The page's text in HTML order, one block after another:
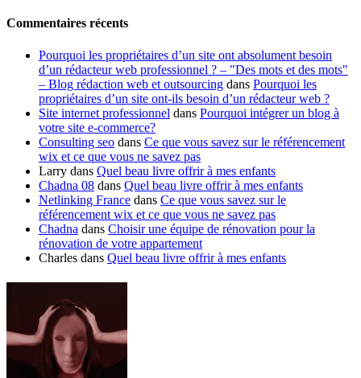
Commentaires récents
Pourquoi les propriétaires d’un site ont absolument besoin
d’un rédacteur web professionnel ? – "Des mots et des mots"
– Blog rédaction web et outsourcing dans Pourquoi les
propriétaires d’un site ont-ils besoin d’un rédacteur web ?
Site internet professionnel dans Pourquoi intégrer un blog à
votre site e-commerce?
Consulting seo dans Ce que vous savez sur le référencement
wix et ce que vous ne savez pas
Larry dans Quel beau livre offrir à mes enfants
Chadna 08 dans Quel beau livre offrir à mes enfants
Netlinking France dans Ce que vous savez sur le
référencement wix et ce que vous ne savez pas
Chadna dans Choisir une équipe de rénovation pour la
rénovation de votre appartement
Charles dans Quel beau livre offrir à mes enfants